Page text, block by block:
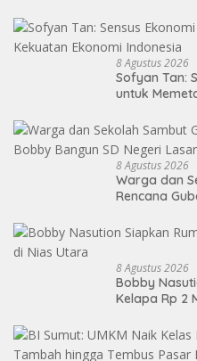
8 Agustus 2026
Sofyan Tan:
untuk
8 Agustus 2026
Warga dan
Rencana
8 Agustus 2026
Bobby
Kelapa Rp 2